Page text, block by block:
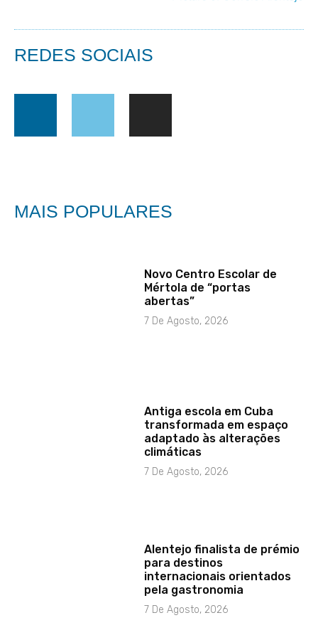
REDES SOCIAIS
MAIS POPULARES
Novo Centro Escolar de
Mértola de “portas
abertas”
7 De Agosto, 2026
Antiga escola em Cuba
transformada em espaço
adaptado às alterações
climáticas
7 De Agosto, 2026
Alentejo finalista de prémio
para destinos
internacionais orientados
pela gastronomia
7 De Agosto, 2026